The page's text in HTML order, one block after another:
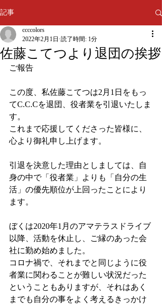
記事
佐藤こてつより退団の挨拶
ccccolors
2022年2月1日 読了時間: 1分
ご報告
この度、私佐藤こてつは2月1日をもっ
てC.C.Cを退団、役者業を引退いたしま
す。
これまで応援してくださった皆様に、
心より御礼申し上げます。
引退を決意した理由としましては、自
身の中で「役者業」よりも「自分の生
活」の優先順位が上回ったことにより
ます。
ぼくは2020年1月のアマテラスドライブ
以降、活動を休止し、ご縁のあった会
社に勤め始めました。
コロナ禍で、それまでと同じように役
者業に関わることが難しい状況だった
ということもありますが、それはあく
までも自分の事をよく考えるきっかけ